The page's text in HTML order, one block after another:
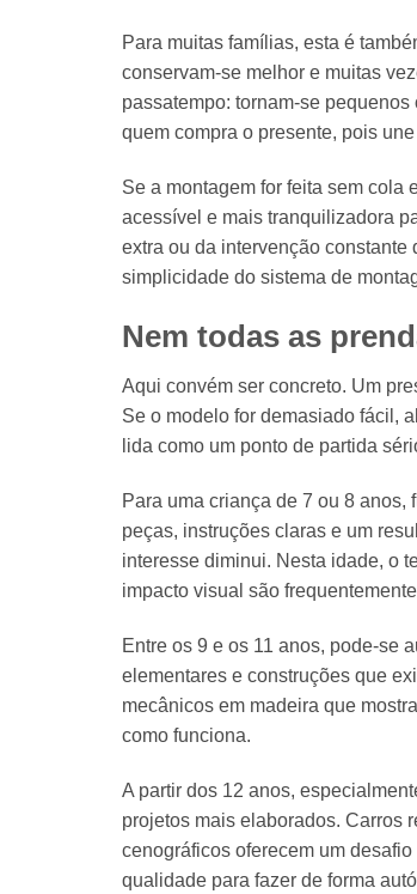
Para muitas famílias, esta é
conservam-se melhor e muitas
passatempo: tornam-se
quem compra o presente, pois
Se a montagem for feita sem cola
acessível e mais tranquilizadora
extra ou da intervenção
simplicidade do sistema de
Nem todas as
Aqui convém ser concreto. Um
Se o modelo for demasiado fácil,
lida como um ponto de partida
Para uma criança de 7 ou 8
peças, instruções claras e um
interesse diminui. Nesta idade, o
impacto visual são
Entre os 9 e os 11 anos, pode-se
elementares e construções que
mecânicos em madeira que
como funciona.
A partir dos 12 anos,
projetos mais elaborados. Carros
cenográficos oferecem um
qualidade para fazer de forma